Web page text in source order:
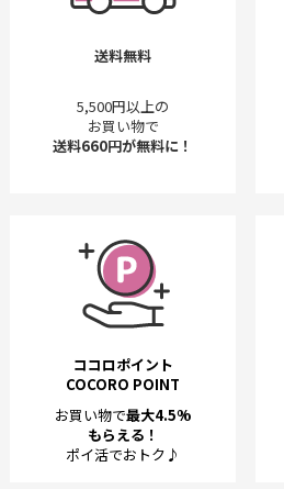
送料無料
5,500円以上の
お買い物で
送料660円が無料に！
ココロポイント
COCORO POINT
お買い物で最大4.5%
もらえる！
ポイ活でおトク♪